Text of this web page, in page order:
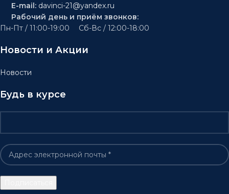
E-mail: davinci-21@yandex.ru
Рабочий день и приём звонков:
Пн-Пт / 11:00-19:00 Сб-Вс / 12:00-18:00
Новости и Акции
Новости
Будь в курсе